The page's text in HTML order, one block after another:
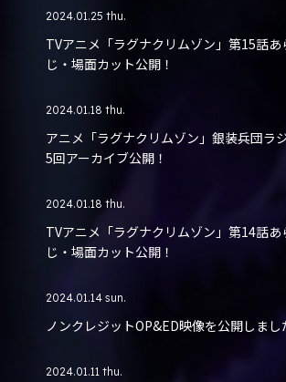
2024.01.25 thu.
TVアニメ「ラグナクリムゾン」第15話あ
じ・場面カット公開！
2024.01.18 thu.
アニメ「ラグナクリムゾン」銀装兵団ラ
5回アーカイブ公開！
2024.01.18 thu.
TVアニメ「ラグナクリムゾン」第14話あ
じ・場面カット公開！
2024.01.14 sun.
ノンクレジットOP&ED映像を公開しまし
2024.01.11 thu.